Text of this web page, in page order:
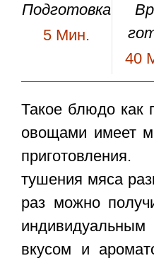
Подготовка
5 Мин.
40
Такое блюдо как
овощами имеет
тушения мяса
раз можно
вкусом и